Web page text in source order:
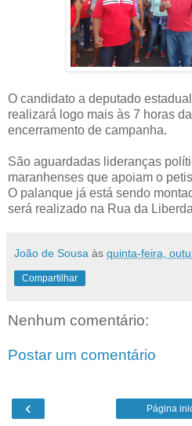
O candidato a deputado
realizará logo mais às 7 horas
encerramento de campanha.
São aguardadas lideranças
maranhenses que apoiam o
O palanque já está sendo
será realizado na Rua da
João de Sousa às quinta-feira,
Compartilhar
Nenhum comentário:
Postar um comentário
‹ Página